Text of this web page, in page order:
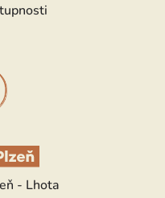
- Lhota